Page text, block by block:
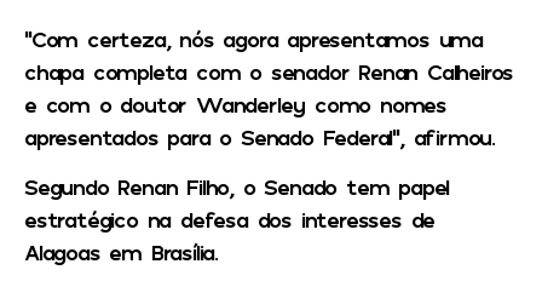
“Com certeza, nós agora apresentamos uma
chapa completa com o senador Renan Calheiros
e com o doutor Wanderley como nomes
apresentados para o Senado Federal”, afirmou.
Segundo Renan Filho, o Senado tem papel
estratégico na defesa dos interesses de
Alagoas em Brasília.